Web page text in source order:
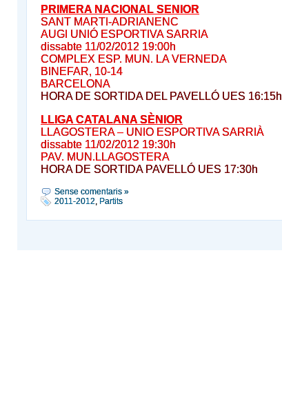
PRIMERA NACIONAL SENIOR
SANT MARTI-ADRIANENC
AUGI UNIÓ ESPORTIVA SARRIA
dissabte 11/02/2012 19:00h
COMPLEX ESP. MUN. LA VERNEDA
BINEFAR, 10-14
BARCELONA
HORA DE SORTIDA DEL PAVELLÓ UES 16:15h
LLIGA CATALANA SÈNIOR
LLAGOSTERA – UNIO ESPORTIVA SARRIÀ
dissabte 11/02/2012 19:30h
PAV. MUN.LLAGOSTERA
HORA DE SORTIDA PAVELLÓ UES 17:30h
Sense comentaris »
2011-2012, Partits